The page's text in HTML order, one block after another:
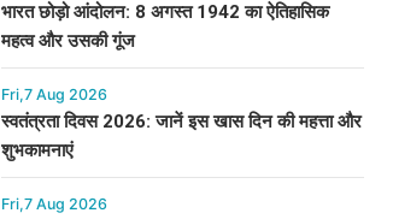
भारत छोड़ो आंदोलन: 8 अगस्त 1942 का ऐतिहासिक
महत्व और उसकी गूंज
Fri,7 Aug 2026
स्वतंत्रता दिवस 2026: जानें इस खास दिन की महत्ता और
शुभकामनाएं
Fri,7 Aug 2026